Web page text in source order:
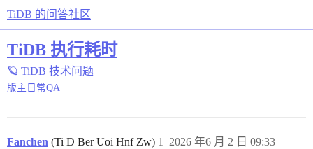
TiDB 的问答社区
TiDB 执行耗时
🪐 TiDB 技术问题
版主日常QA
Fanchen (Ti D Ber Uoi Hnf Zw) 2026 年6 月 2 日 09:33
1